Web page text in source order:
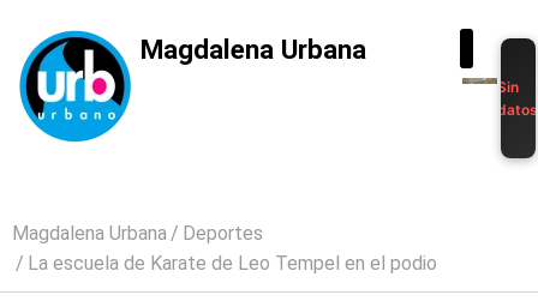
Magdalena Urbana
Sin
datos
Magdalena Urbana
Deportes
La escuela de Karate de Leo Tempel en el podio